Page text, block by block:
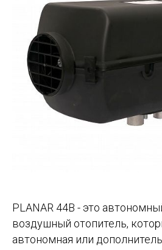
PLANAR 44B - это
воздушный отопитель,
автономная или